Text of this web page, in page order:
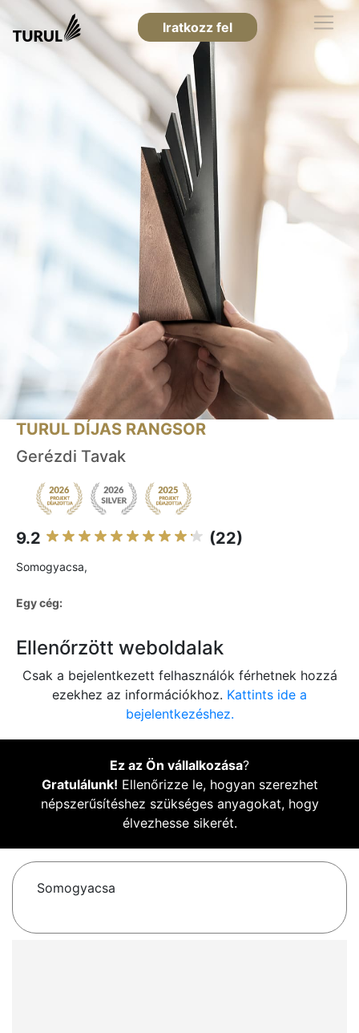
Iratkozz fel
TURUL DÍJAS RANGSOR
Gerézdi Tavak
9.2 (22)
Somogyacsa,
Egy cég:
Ellenőrzött weboldalak
Csak a bejelentkezett felhasználók férhetnek hozzá
ezekhez az információkhoz. Kattints ide a
bejelentkezéshez.
Ez az Ön vállalkozása?
Gratulálunk! Ellenőrizze le, hogyan szerezhet
népszerűsítéshez szükséges anyagokat, hogy
élvezhesse sikerét.
Somogyacsa